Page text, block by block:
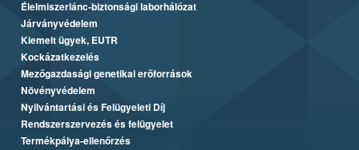
Élelmiszerlánc-biztonsági laborhálózat
Járványvédelem
Kiemelt ügyek, EUTR
Kockázatkezelés
Mezőgazdasági genetikai erőforrások
Növényvédelem
Nyilvántartási és Felügyeleti Díj
Rendszerszervezés és felügyelet
Termékpálya-ellenőrzés